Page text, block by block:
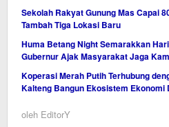
Sekolah Rakyat Gunung Mas Capai
Tambah Tiga Lokasi Baru
Huma Betang Night Semarakkan
Gubernur Ajak Masyarakat Jaga
Koperasi Merah Putih Terhubung
Kalteng Bangun Ekosistem Ekonomi
oleh EditorY